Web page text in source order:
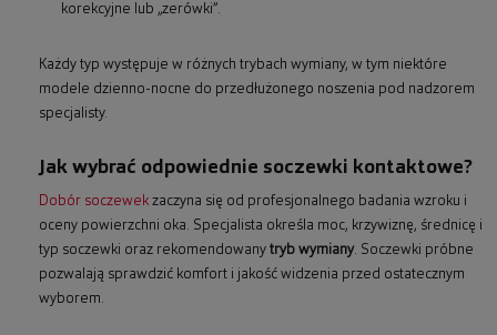
korekcyjne lub „zerówki”.
Każdy typ występuje w różnych trybach wymiany, w tym niektóre
modele dzienno-nocne do przedłużonego noszenia pod nadzorem
specjalisty.
Jak wybrać odpowiednie soczewki kontaktowe?
Dobór soczewek zaczyna się od profesjonalnego badania wzroku i
oceny powierzchni oka. Specjalista określa moc, krzywiznę, średnicę i
typ soczewki oraz rekomendowany tryb wymiany. Soczewki próbne
pozwalają sprawdzić komfort i jakość widzenia przed ostatecznym
wyborem.